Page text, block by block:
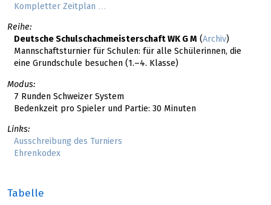
Kompletter Zeitplan …
Reihe:
Deutsche Schulschachmeisterschaft WK G M (Archiv)
Mannschaftsturnier für Schulen: für alle Schülerinnen, die
eine Grundschule besuchen (1.–4. Klasse)
Modus:
7 Runden Schweizer System
Bedenkzeit pro Spieler und Partie: 30 Minuten
Links:
Ausschreibung des Turniers
Ehrenkodex
Tabelle